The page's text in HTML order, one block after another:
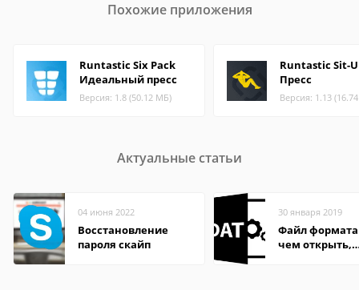
Похожие приложения
Runtastic Six Pack
Идеальный пресс
Версия: 1.8 (50.12 МБ)
Runtastic Sit-
Пресс
Версия: 1.13
Актуальные статьи
04 июня 2022
Восстановление
пароля скайп
30 января 2019
Файл формата
чем открыть,